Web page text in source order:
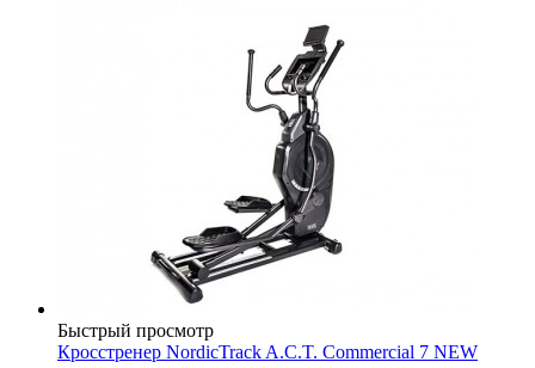
Быстрый просмотр
Кросстренер NordicTrack A.C.T. Commercial 7 NEW